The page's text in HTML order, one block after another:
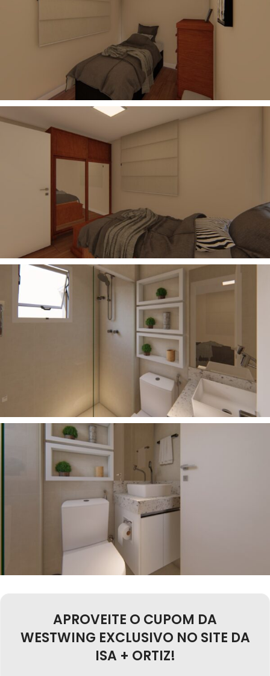
APROVEITE O CUPOM DA
WESTWING EXCLUSIVO NO SITE DA
ISA + ORTIZ!